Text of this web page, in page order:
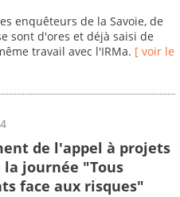
enquêteurs de la Savoie, de
sont d'ores et déjà saisi de
travail avec l'IRMa. [ voir le
de l'appel à projets
la journée "Tous
face aux risques"